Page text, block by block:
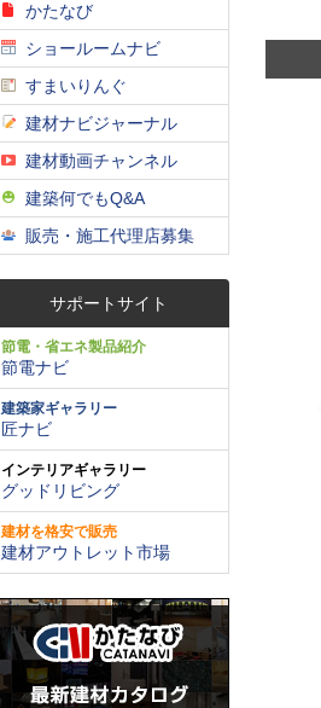
かたなび
ショールームナビ
すまいりんぐ
建材ナビジャーナル
建材動画チャンネル
建築何でもQ&A
販売・施工代理店募集
サポートサイト
節電・省エネ製品紹介
節電ナビ
建築家ギャラリー
匠ナビ
インテリアギャラリー
グッドリビング
建材を格安で販売
建材アウトレット市場